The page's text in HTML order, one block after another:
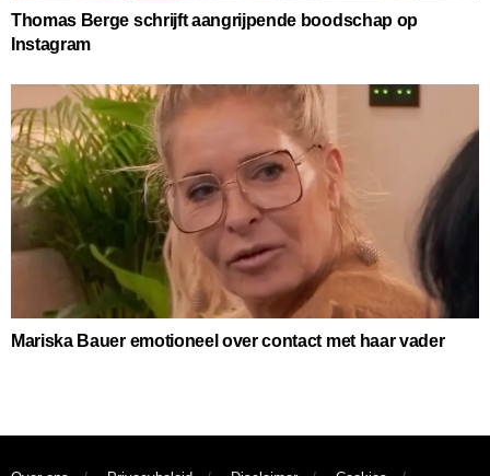
Thomas Berge schrijft aangrijpende boodschap op
Instagram
Mariska Bauer emotioneel over contact met haar vader